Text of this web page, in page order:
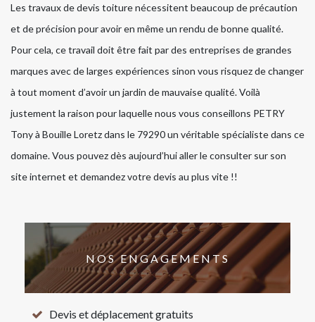
Les travaux de devis toiture nécessitent beaucoup de précaution
et de précision pour avoir en même un rendu de bonne qualité.
Pour cela, ce travail doit être fait par des entreprises de grandes
marques avec de larges expériences sinon vous risquez de changer
à tout moment d’avoir un jardin de mauvaise qualité. Voilà
justement la raison pour laquelle nous vous conseillons PETRY
Tony à Bouille Loretz dans le 79290 un véritable spécialiste dans ce
domaine. Vous pouvez dès aujourd’hui aller le consulter sur son
site internet et demandez votre devis au plus vite !!
NOS ENGAGEMENTS
Devis et déplacement gratuits